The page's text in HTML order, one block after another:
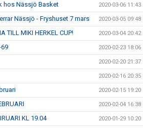
hos Nässjö Basket 2020-03-06 11:43
Nässjö - Fryshuset 7 mars 2020-03-05 09:48
TILL MIKI HERKEL CUP! 2020-03-04 20:42
2020-02-23 18:06
2020-02-20 21:37
2020-02-16 20:35
2020-02-15 19:20
2020-02-04 16:38
KL 19.04 2020-01-29 10:20